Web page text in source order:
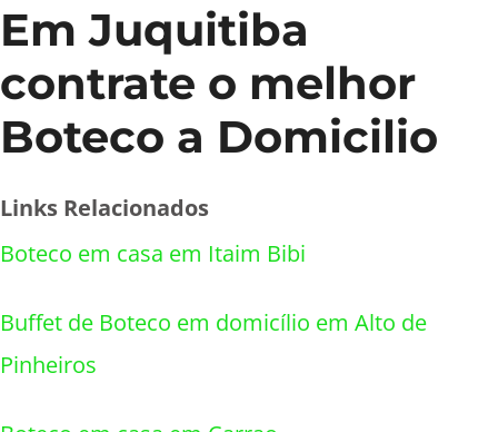
Em Juquitiba
contrate o melhor
Boteco a Domicilio
Links Relacionados
Boteco em casa em Itaim Bibi
Buffet de Boteco em domicílio em Alto de
Pinheiros